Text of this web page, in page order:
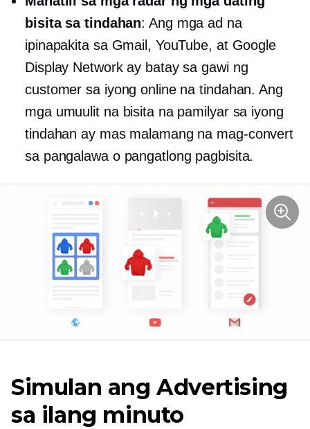
bisita sa tindahan: Ang mga ad na
ipinapakita sa Gmail, YouTube, at Google
Display Network ay batay sa gawi ng
customer sa iyong online na tindahan. Ang
mga umuulit na bisita na pamilyar sa iyong
tindahan ay mas malamang na mag-convert
sa pangalawa o pangatlong pagbisita.
Simulan ang Advertising
sa ilang minuto